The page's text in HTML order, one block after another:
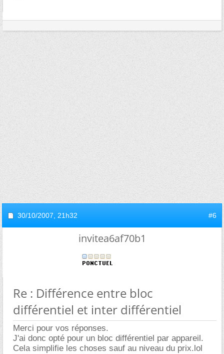
30/10/2007, 21h32 #6
invitea6af70b1
Re : Différence entre bloc
différentiel et inter différentiel
Merci pour vos réponses.
J'ai donc opté pour un bloc différentiel par appareil.
Cela simplifie les choses sauf au niveau du prix.lol